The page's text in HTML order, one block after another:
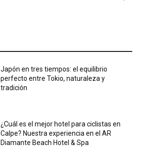
Japón en tres tiempos: el equilibrio
perfecto entre Tokio, naturaleza y
tradición
¿Cuál es el mejor hotel para ciclistas en
Calpe? Nuestra experiencia en el AR
Diamante Beach Hotel & Spa